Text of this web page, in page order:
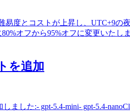
度とコストが上昇し、UTC+9
オフから95%オフに変更いた
を追加
した:- gpt-5.4-mini- gpt-5.4-